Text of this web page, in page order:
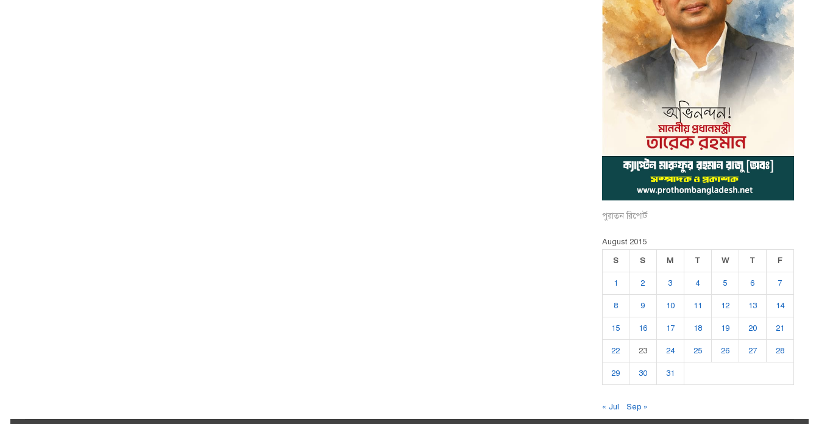
পুরাতন রিপোর্ট
August 2015
S
S M T W T F
1 2 3 4 5 6 7
8 9 10 11 12 13 14
15 16 17 18 19 20 21
22 23 24 25 26 27 28
29 30 31
« Jul Sep »